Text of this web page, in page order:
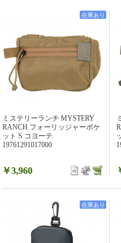
ミステリーランチ MYSTERY
RANCH フォーリッジャーポケ
ット S コヨーテ
19761291017000
￥3,960
在庫あり
在庫あり